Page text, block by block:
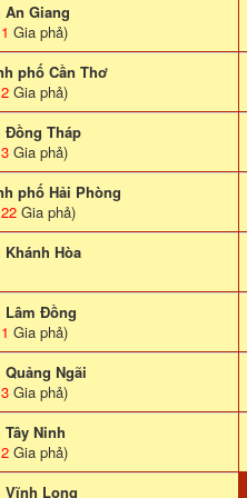
An Giang
1 Gia phả)
phố Cần Thơ
2 Gia phả)
Đồng Tháp
3 Gia phả)
phố Hải Phòng
22 Gia phả)
Khánh Hòa
Lâm Đồng
1 Gia phả)
Quảng Ngãi
3 Gia phả)
Ninh
2 Gia phả)
Vĩnh Long